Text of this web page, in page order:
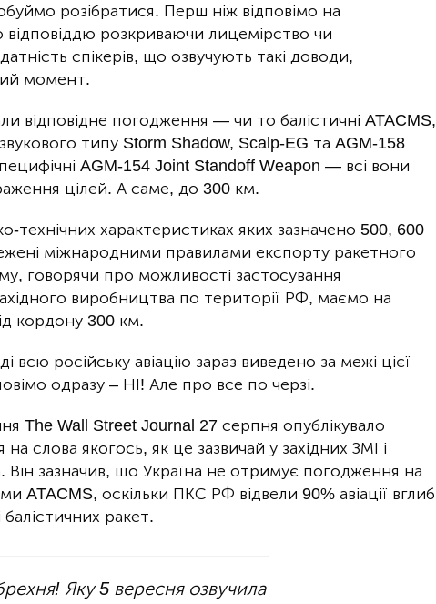
розібратися. Перш ніж відповімо на
розкриваючи лицемірство чи
спікерів, що озвучують такі доводи,
момент.
відповідне погодження — чи то балістичні ATACMS,
типу Storm Shadow, Scalp-EG та AGM-158
AGM-154 Joint Standoff Weapon — всі вони
цілей. А саме, до 300 км.
технічних характеристиках яких зазначено 500, 600
міжнародними правилами експорту ракетного
говорячи про можливості застосування
виробництва по території РФ, маємо на
кордону 300 км.
всю російську авіацію зараз виведено за межі цієї
одразу – НІ! Але про все по черзі.
The Wall Street Journal 27 серпня опублікувало
слова якогось, як це зазвичай у західних ЗМІ і
Він зазначив, що Україна не отримує погодження на
ATACMS, оскільки ПКС РФ відвели 90% авіації вглиб
ракет.
Яку 5 вересня озвучила